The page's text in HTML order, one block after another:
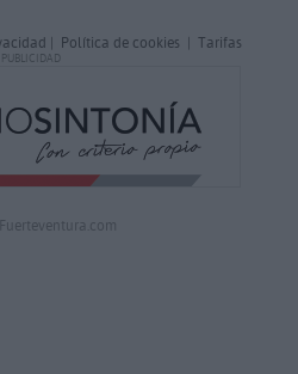
| Política de cookies | Tarifas
PUBLICIDAD